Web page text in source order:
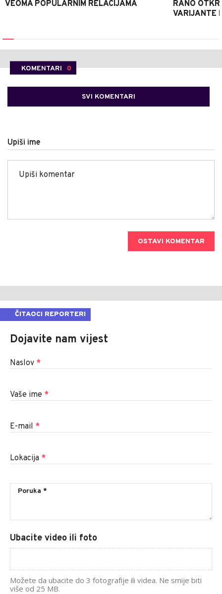
VEOMA POPULARNIM RELACIJAMA
RANO
VARIJANTE
KOMENTARI 0
SVI KOMENTARI
Upiši ime
OSTAVI KOMENTAR
ČITAOCI REPORTERI
Dojavite nam vijest
Naslov *
Vaše ime *
E-mail *
Lokacija *
Ubacite video ili foto
Možete da ubacite do 3 fotografije ili videa. Ne smije biti
više od 25 MB.